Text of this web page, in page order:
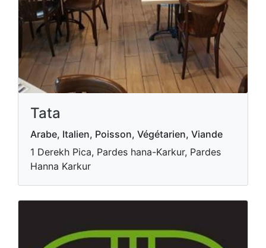
Tata
Arabe, Italien, Poisson, Végétarien, Viande
1 Derekh Pica, Pardes hana-Karkur, Pardes
Hanna Karkur